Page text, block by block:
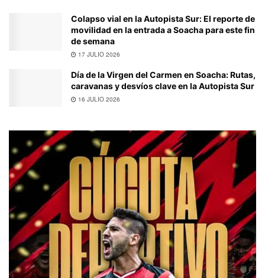
Colapso vial en la Autopista Sur: El reporte de
movilidad en la entrada a Soacha para este fin
de semana
17 JULIO 2026
Día de la Virgen del Carmen en Soacha: Rutas,
caravanas y desvíos clave en la Autopista Sur
16 JULIO 2026